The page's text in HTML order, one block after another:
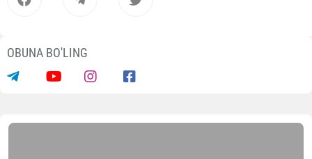
OBUNA BO'LING